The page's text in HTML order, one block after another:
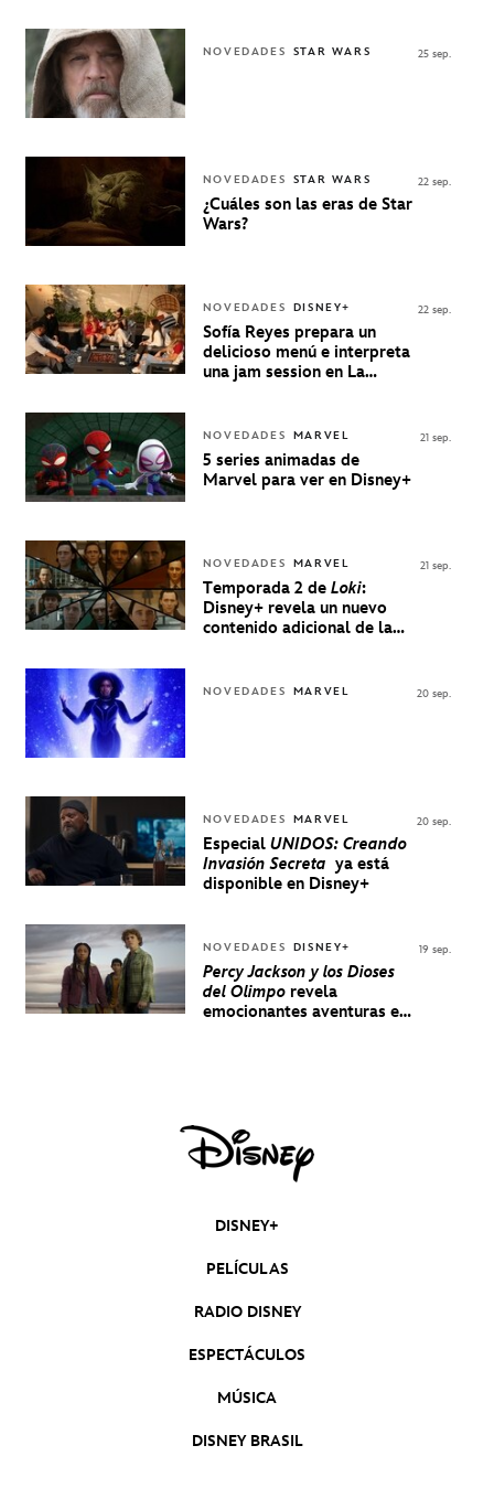
NOVEDADES STAR WARS 25 sep.
NOVEDADES STAR WARS
¿Cuáles son las eras de Star
Wars?
22 sep.
NOVEDADES DISNEY+
Sofía Reyes prepara un
delicioso menú e interpreta
una jam session en La
22 sep.
NOVEDADES MARVEL
5 series animadas de
Marvel para ver en Disney+
21 sep.
NOVEDADES MARVEL
Temporada 2 de Loki:
Disney+ revela un nuevo
contenido adicional de la
21 sep.
NOVEDADES MARVEL 20 sep.
NOVEDADES MARVEL
Especial UNIDOS: Creando
Invasión Secreta ya está
disponible en Disney+
20 sep.
NOVEDADES DISNEY+
Percy Jackson y los Dioses
del Olimporevela
emocionantes aventuras en
19 sep.
DISNEY+
PELÍCULAS
RADIO DISNEY
ESPECTÁCULOS
MÚSICA
DISNEY BRASIL